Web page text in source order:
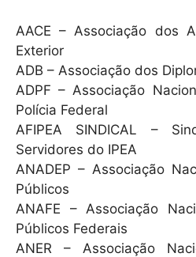
AACE – Associação dos
Exterior
ADB – Associação dos
ADPF – Associação
Polícia Federal
AFIPEA SINDICAL –
Servidores do IPEA
ANADEP – Associação
Públicos
ANAFE – Associação
Públicos Federais
ANER – Associação